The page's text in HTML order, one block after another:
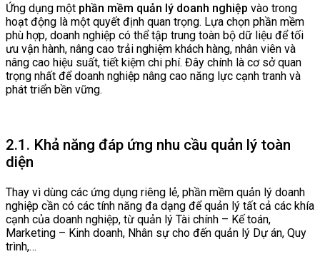
Ứng dụng một phần mềm quản lý doanh nghiệp vào trong
hoạt động là một quyết định quan trọng. Lựa chọn phần mềm
phù hợp, doanh nghiệp có thể tập trung toàn bộ dữ liệu để tối
ưu vận hành, nâng cao trải nghiệm khách hàng, nhân viên và
nâng cao hiệu suất, tiết kiệm chi phí. Đây chính là cơ sở quan
trọng nhất để doanh nghiệp nâng cao năng lực cạnh tranh và
phát triển bền vững.
2.1. Khả năng đáp ứng nhu cầu quản lý toàn
diện
Thay vì dùng các ứng dụng riêng lẻ, phần mềm quản lý doanh
nghiệp cần có các tính năng đa dạng để quản lý tất cả các khía
cạnh của doanh nghiệp, từ quản lý Tài chính – Kế toán,
Marketing – Kinh doanh, Nhân sự cho đến quản lý Dự án, Quy
trình,…